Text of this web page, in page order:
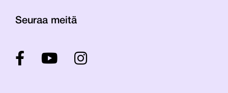
Seuraa meitä